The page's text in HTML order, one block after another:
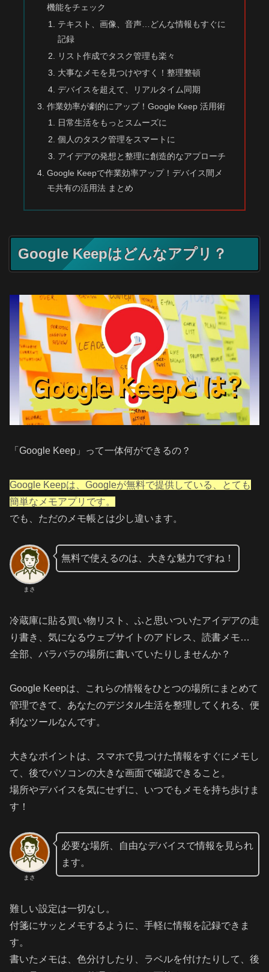
機能をチェック
テキスト、画像、音声…どんな情報もすぐに
記録
リスト作成でタスク管理も楽々
大事なメモを見つけやすく！整理整頓
デバイスを超えて、リアルタイム同期
作業効率が劇的にアップ！Google Keep 活用術
日常生活をもっとスムーズに
個人のタスク管理をスマートに
アイデアの発想と整理に創造的なアプローチ
Google Keepで作業効率アップ！デバイス間メ
モ共有の活用法 まとめ
Google Keepはどんなアプリ？
「Google Keep」って一体何ができるの？
Google Keepは、Googleが無料で提供している、とても
簡単なメモアプリです。
でも、ただのメモ帳とは少し違います。
まさ
無料で使えるのは、大きな魅力ですね！
冷蔵庫に貼る買い物リスト、ふと思いついたアイデアの走
り書き、気になるウェブサイトのアドレス、読書メモ…
全部、バラバラの場所に書いていたりしませんか？
Google Keepは、これらの情報をひとつの場所にまとめて
管理できて、あなたのデジタル生活を整理してくれる、便
利なツールなんです。
大きなポイントは、スマホで見つけた情報をすぐにメモし
て、後でパソコンの大きな画面で確認できること。
場所やデバイスを気にせずに、いつでもメモを持ち歩けま
す！
まさ
必要な場所、自由なデバイスで情報を見られ
ます。
難しい設定は一切なし。
付箋にサッとメモするように、手軽に情報を記録できま
す。
書いたメモは、色分けしたり、ラベルを付けたりして、後